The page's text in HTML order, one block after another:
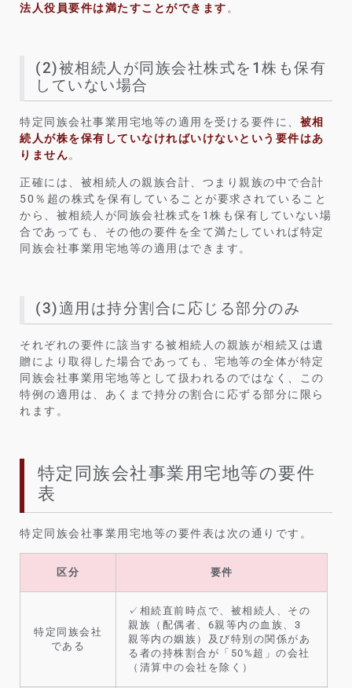
法人役員要件は満たすことができます 。
(2)被相続人が同族会社株式を1株も保有
していない場合
特定同族会社事業用宅地等の適用を受ける要件に、 被相
続人が株を保有していなければいけないという要件はあ
りません。
正確には、被相続人の親族合計、つまり親族の中で合計
50％超の株式を保有していることが要求されていること
から、被相続人が同族会社株式を1株も保有していない場
合であっても、その他の要件を全て満たしていれば特定
同族会社事業用宅地等の適用はできます。
(3)適用は持分割合に応じる部分のみ
それぞれの要件に該当する被相続人の親族が相続又は遺
贈により取得した場合であっても、宅地等の全体が特定
同族会社事業用宅地等として扱われるのではなく、この
特例の適用は、あくまで持分の割合に応ずる部分に限ら
れます。
特定同族会社事業用宅地等の要件
表
特定同族会社事業用宅地等の要件表は次の通りです。
区分 要件
特定同族会社
である
✓相続直前時点で、被相続人、その
親族（配偶者、6親等内の血族、3
親等内の姻族）及び特別の関係があ
る者の持株割合が「50%超」の会社
（清算中の会社を除く）